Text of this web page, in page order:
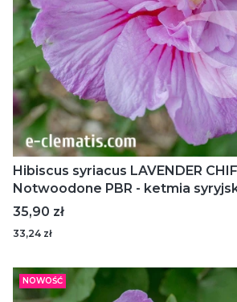
Hibiscus syriacus LAVENDER
Notwoodone PBR - ketmia
Cena
35,90 zł
33,24 zł
NOWOŚĆ